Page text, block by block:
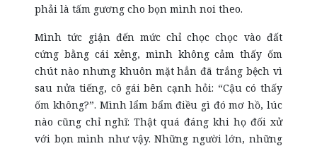
phải là tấm gương cho bọn mình noi theo.
Mình tức giận đến mức chỉ chọc chọc vào đất
cứng bằng cái xẻng, mình không cảm thấy ốm
chút nào nhưng khuôn mặt hẳn đã trắng bệch vì
sau nửa tiếng, cô gái bên cạnh hỏi: “Cậu có thấy
ốm không?”. Mình lẩm bẩm điều gì đó mơ hồ, lúc
nào cũng chỉ nghĩ: Thật quá đáng khi họ đối xử
với bọn mình như vậy. Những người lớn, những